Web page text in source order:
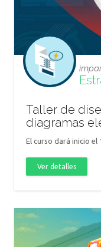
Taller de
diagramas
El curso dará inicio el
Ver detalles